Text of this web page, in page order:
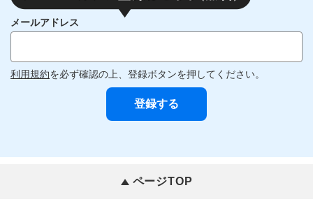
メールアドレス
利用規約を必ず確認の上、登録ボタンを押してください。
ページTOP